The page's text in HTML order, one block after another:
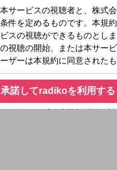
承諾してradikoを利用する